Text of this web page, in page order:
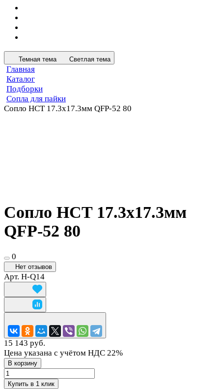
Темная тема Светлая тема
Главная
Каталог
Подборки
Сопла для пайки
Сопло HCT 17.3х17.3мм QFP-52 80
Сопло HCT 17.3х17.3мм
QFP-52 80
0
Нет отзывов
Арт. H-Q14
15 143 руб.
Цена указана с учётом НДС 22%
В корзину
Купить в 1 клик